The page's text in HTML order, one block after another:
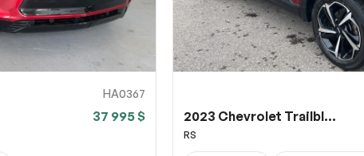
HA0367
37 995 $ 2023 Chevrolet Trailbl...
RS